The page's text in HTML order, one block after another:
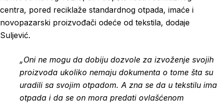
centra, pored reciklaže standardnog otpada, imaće i
novopazarski proizvođači odeće od tekstila, dodaje
Suljević.
„Oni ne mogu da dobiju dozvole za izvoženje svojih
proizvoda ukoliko nemaju dokumenta o tome šta su
uradili sa svojim otpadom. A zna se da u tekstilu ima
otpada i da se on mora predati ovlašćenom